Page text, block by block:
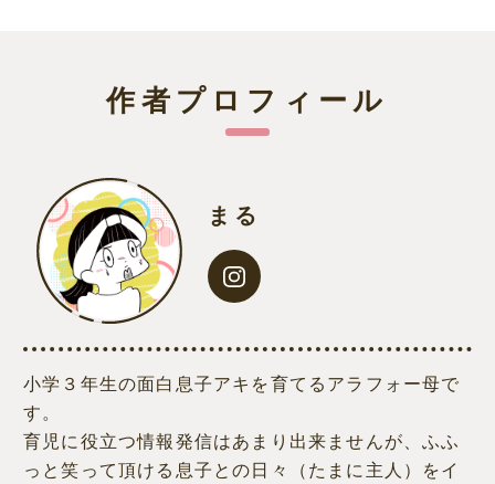
作者プロフィール
まる
小学３年生の面白息子アキを育てるアラフォー母で
す。
育児に役立つ情報発信はあまり出来ませんが、ふふ
っと笑って頂ける息子との日々（たまに主人）をイ